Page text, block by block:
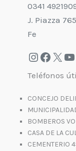
0341
J. Piazza
Fe
Teléfonos
CONCEJO
BOMBEROS
CASA DE LA
CEMENTERIO